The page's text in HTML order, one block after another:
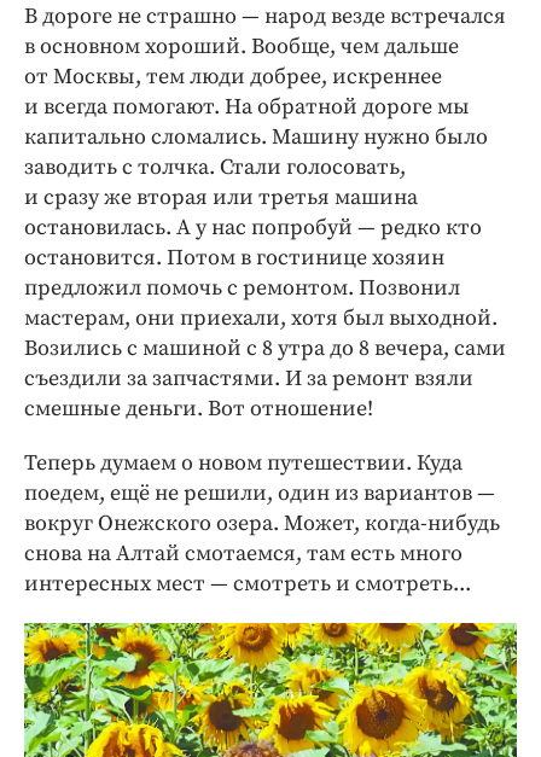
В дороге не страшно — ­народ везде встречался
в основном хороший. Вообще, чем дальше
от Москвы, тем люди добрее, искреннее
и всегда помогают. На обратной дороге мы
капитально сломались. Машину нужно было
заводить с толчка. Стали голосовать,
и сразу же вторая или третья машина
остановилась. А у нас попробуй — редко кто
остановится. Потом в гостинице хозяин
предложил помочь с ремонтом. Позвонил
мастерам, они приехали, хотя был выходной.
Возились с машиной с 8 утра до 8 вечера, сами
съездили за запчастями. И за ремонт взяли
смешные деньги. Вот отношение!
Теперь думаем о новом путешествии. Куда
поедем, ещё не решили, один из вариантов —
вокруг Онежского озера. Может, когда-нибудь
снова на Алтай смотаемся, там есть много
интересных мест — смотреть и смотреть...